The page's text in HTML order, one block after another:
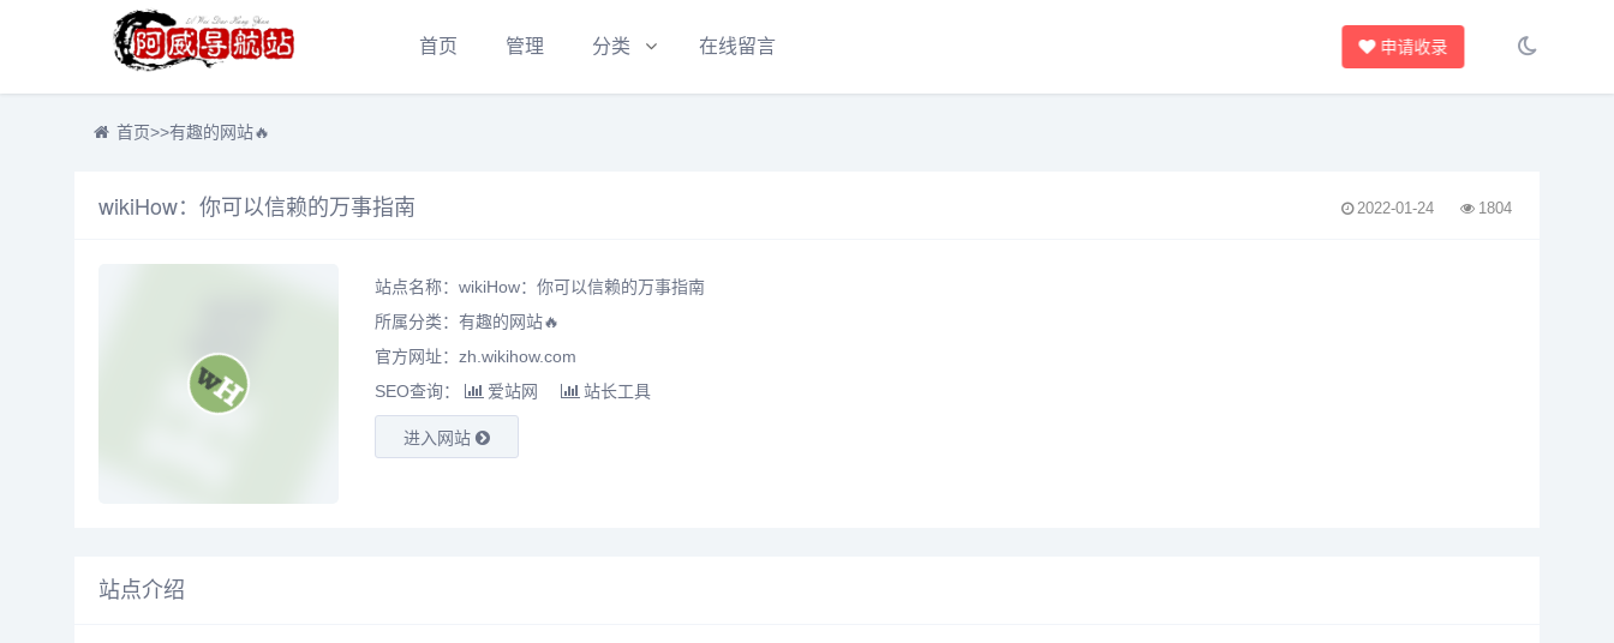
首页 管理 分类 在线留言 申请收录
首页>>有趣的网站🔥
wikiHow：你可以信赖的万事指南 2022-01-24 1804
站点名称：wikiHow：你可以信赖的万事指南
所属分类： 有趣的网站🔥
官方网址：zh.wikihow.com
SEO查询：
爱站网 站长工具
进入网站
站点介绍